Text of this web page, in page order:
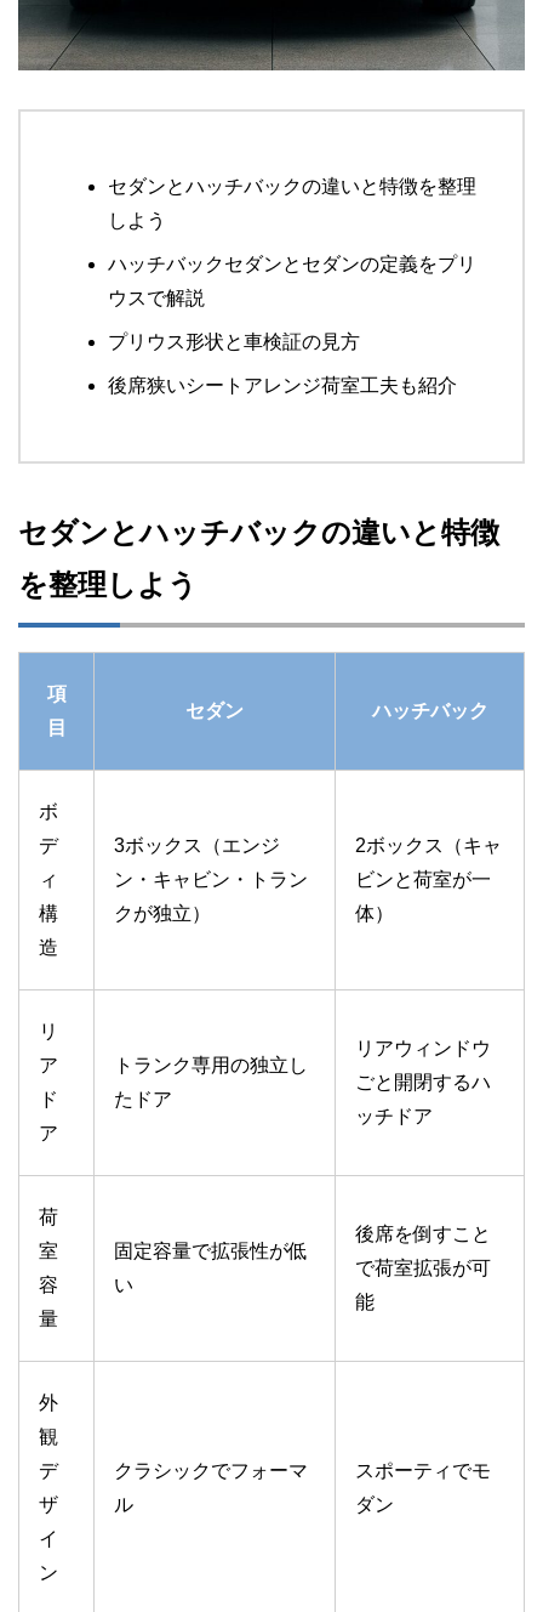
セダンとハッチバックの違いと特徴を整理
しよう
ハッチバックセダンとセダンの定義をプリ
ウスで解説
プリウス形状と車検証の見方
後席狭いシートアレンジ荷室工夫も紹介
セダンとハッチバックの違いと特徴
を整理しよう
項
目
セダン ハッチバック
ボ
デ
ィ
構
造
3ボックス（エンジ
ン・キャビン・トラン
クが独立）
2ボックス（キャ
ビンと荷室が一
体）
リ
ア
ド
ア
トランク専用の独立し
たドア
リアウィンドウ
ごと開閉するハ
ッチドア
荷
室
容
量
固定容量で拡張性が低
い
後席を倒すこと
で荷室拡張が可
能
外
観
デ
ザ
イ
ン
クラシックでフォーマ
ル
スポーティでモ
ダン